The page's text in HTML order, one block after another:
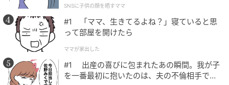
SNSに子供の顔を晒すママ
#1 「ママ、生きてるよね？」寝ていると思
って部屋を開けたら
ママが家出した
#1 出産の喜びに包まれたあの瞬間。我が子
を一番最初に抱いたのは、夫の不倫相手でし